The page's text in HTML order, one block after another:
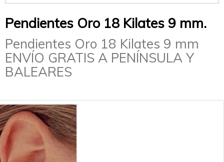
Pendientes Oro 18 Kilates 9 mm.
Pendientes Oro 18 Kilates 9 mm
ENVÍO GRATIS A PENÍNSULA Y
BALEARES